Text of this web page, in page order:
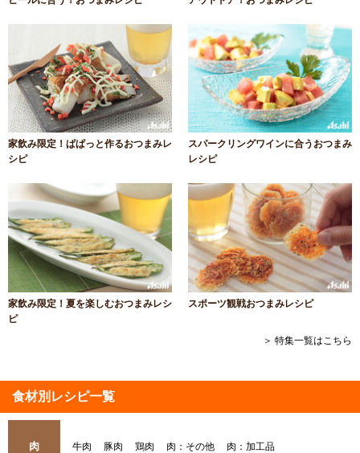
家飲み限定！ぱぱっと作るおつまみレ
シピ
スパークリングワインに合うおつまみ
レシピ
家飲み限定！夏を楽しむおつまみレシ
ピ
スポーツ観戦おつまみレシピ
＞ 特集一覧はこちら
食材別レシピ一覧
肉 牛肉 豚肉 鶏肉 肉：その他 肉：加工品